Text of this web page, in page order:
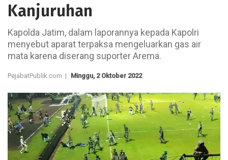
Kanjuruhan
Kapolda Jatim, dalam laporannya kepada Kapolri
menyebut aparat terpaksa mengeluarkan gas air
mata karena diserang suporter Arema.
PejabatPublik.com | Minggu, 2 Oktober 2022